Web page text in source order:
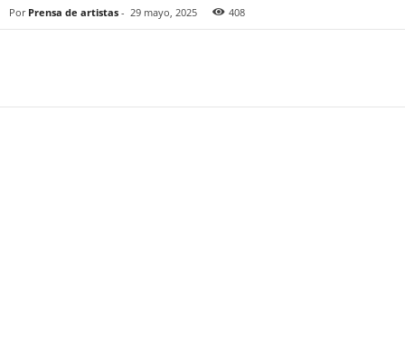
Por Prensa de artistas - 29 mayo, 2025 408